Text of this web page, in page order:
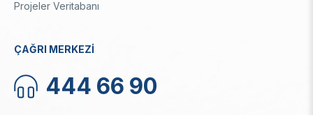
Projeler Veritabanı
ÇAĞRI MERKEZİ
444 66 90